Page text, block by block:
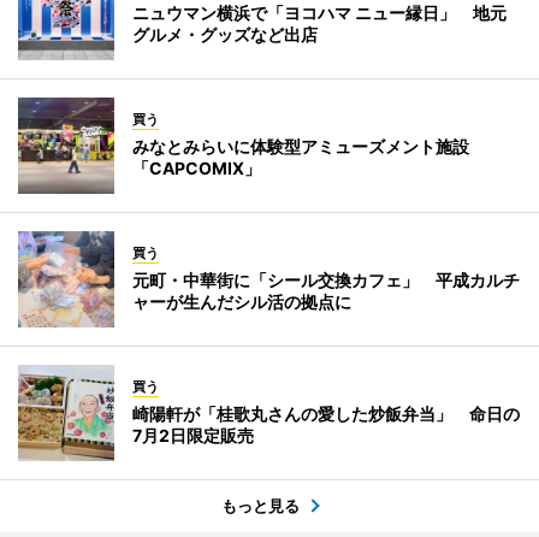
ニュウマン横浜で「ヨコハマ ニュー縁日」 地元
グルメ・グッズなど出店
買う
みなとみらいに体験型アミューズメント施設
「CAPCOMIX」
買う
元町・中華街に「シール交換カフェ」 平成カルチ
ャーが生んだシル活の拠点に
買う
崎陽軒が「桂歌丸さんの愛した炒飯弁当」 命日の
7月2日限定販売
もっと見る